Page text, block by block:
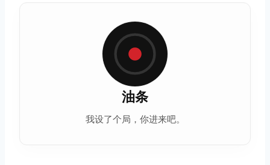
油条
我设了个局，你进来吧。